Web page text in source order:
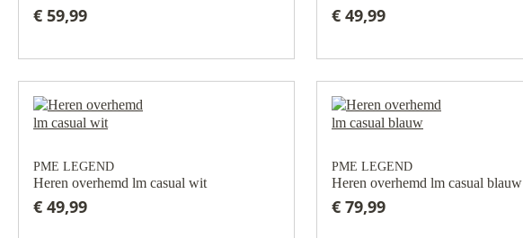
€ 59,99 € 49,99
PME LEGEND
Heren overhemd lm casual wit
€ 49,99
PME LEGEND
Heren overhemd lm casual blauw
€ 79,99